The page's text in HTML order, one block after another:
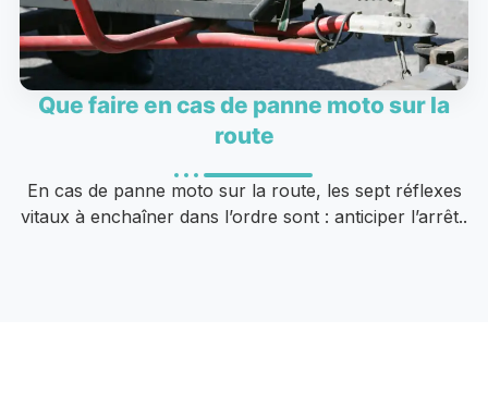
Que faire en cas de panne moto sur la
route
En cas de panne moto sur la route, les sept réflexes
vitaux à enchaîner dans l’ordre sont : anticiper l’arrêt..